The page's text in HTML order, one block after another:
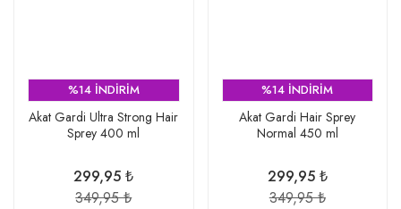
%14 İNDİRİM
Akat Gardi Ultra Strong Hair
Sprey 400 ml
299,95 ₺
349,95 ₺
%14 İNDİRİM
Akat Gardi Hair Sprey
Normal 450 ml
299,95 ₺
349,95 ₺